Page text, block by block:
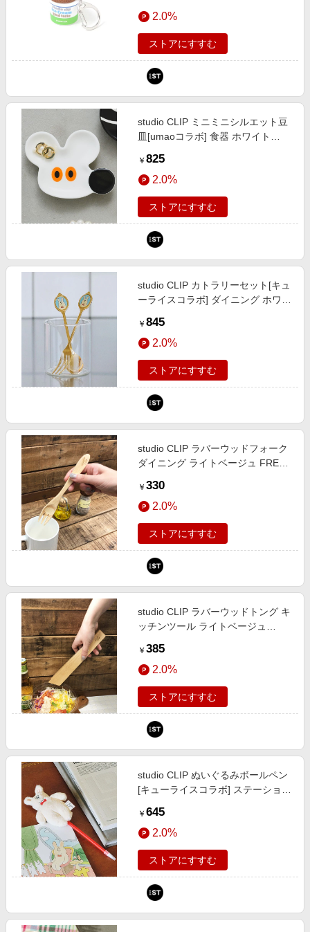
（旧ドットエスティ）
2.0%
ストアにすすむ
studio CLIP ミニミニシルエット豆
皿[umaoコラボ] 食器 ホワイト
and ST アンドエスティ（旧ドット
エスティ）
￥ 825
2.0%
ストアにすすむ
studio CLIP カトラリーセット[キュ
ーライスコラボ] ダイニング ホワイ
and ST アンドエスティ（旧ドット
エスティ）
￥ 845
2.0%
ストアにすすむ
studio CLIP ラバーウッドフォーク
ダイニング ライトベージュ FREE
アンドエスティ（旧ドットエステ
ィ）
￥ 330
2.0%
ストアにすすむ
studio CLIP ラバーウッドトング キ
ッチンツール ライトベージュ
and ST アンドエスティ（旧ドット
エスティ）
￥ 385
2.0%
ストアにすすむ
studio CLIP ぬいぐるみボールペン
[キューライスコラボ] ステーショナ
ップ 574851 and ST アンドエステ
ィ（旧ドットエスティ）
￥ 645
2.0%
ストアにすすむ